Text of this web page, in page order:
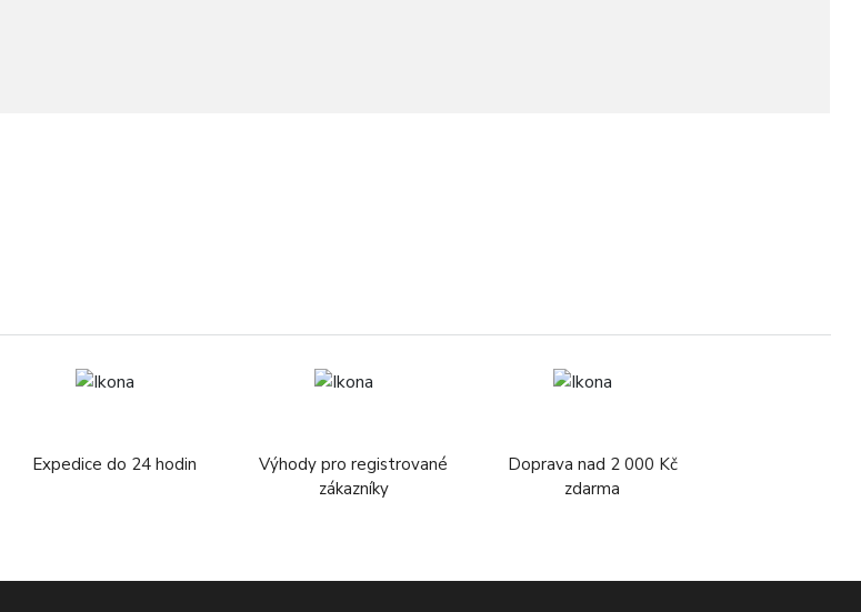
Expedice do 24 hodin
Výhody pro registrované
zákazníky
Doprava nad 2 000 Kč
zdarma